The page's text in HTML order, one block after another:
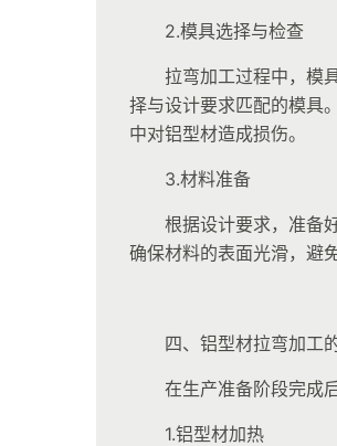
2.模具选择与检查
拉弯加工过程中，模
择与设计要求匹配的模具
中对铝型材造成损伤。
3.材料准备
根据设计要求，准备
确保材料的表面光滑，避
四、铝型材拉弯加工
在生产准备阶段完成
1.铝型材加热